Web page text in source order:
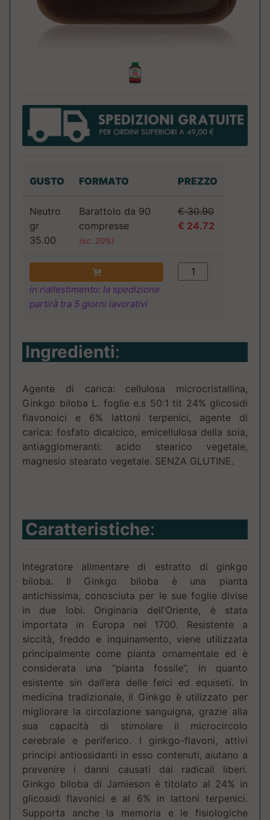
GUSTO FORMATO PREZZO
Neutro
gr
35.00
Barattolo da 90
compresse
(sc. 20%)
€ 30.90
€ 24.72
in riallestimento: la spedizione
partirà tra 5 giorni lavorativi
Ingredienti:
Agente di carica: cellulosa microcristallina,
Ginkgo biloba L. foglie e.s 50:1 tit 24% glicosidi
flavonoici e 6% lattoni terpenici, agente di
carica: fosfato dicalcico, emicellulosa della soia,
antiagglomeranti: acido stearico vegetale,
magnesio stearato vegetale. SENZA GLUTINE.
Caratteristiche:
Integratore alimentare di estratto di ginkgo
biloba. Il Ginkgo biloba è una pianta
antichissima, conosciuta per le sue foglie divise
in due lobi. Originaria dell’Oriente, è stata
importata in Europa nel 1700. Resistente a
siccità, freddo e inquinamento, viene utilizzata
principalmente come pianta ornamentale ed è
considerata una “pianta fossile”, in quanto
esistente sin dall’era delle felci ed equiseti. In
medicina tradizionale, il Ginkgo è utilizzato per
migliorare la circolazione sanguigna, grazie alla
sua capacità di stimolare il microcircolo
cerebrale e periferico. I ginkgo-flavoni, attivi
principi antiossidanti in esso contenuti, aiutano a
prevenire i danni causati dai radicali liberi.
Ginkgo biloba di Jamieson è titolato al 24% in
glicosidi flavonici e al 6% in lattoni terpenici.
Supporta anche la memoria e le fisiologiche